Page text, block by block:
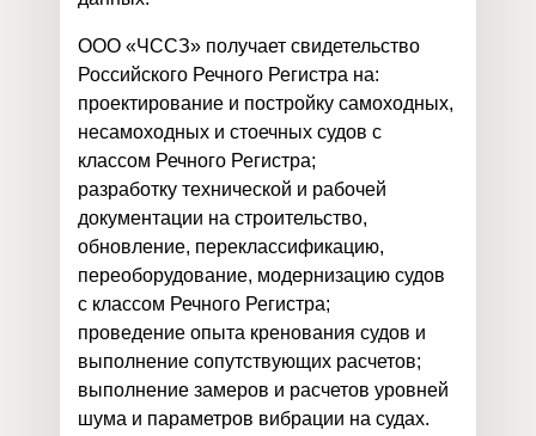
ООО «ЧССЗ» получает свидетельство
Российского Речного Регистра на:
проектирование и постройку самоходных,
несамоходных и стоечных судов с
классом Речного Регистра;
разработку технической и рабочей
документации на строительство,
обновление, переклассификацию,
переоборудование, модернизацию судов
с классом Речного Регистра;
проведение опыта кренования судов и
выполнение сопутствующих расчетов;
выполнение замеров и расчетов уровней
шума и параметров вибрации на судах.